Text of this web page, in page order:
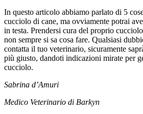
In questo articolo abbiamo parlato di 5
cucciolo di cane, ma ovviamente potrai
in testa. Prendersi cura del proprio
non sempre si sa cosa fare. Qualsiasi
contatta il tuo veterinario, sicuramente
più giusto, dandoti indicazioni mirate per
cucciolo.
Sabrina d’Amuri
Medico Veterinario di Barkyn